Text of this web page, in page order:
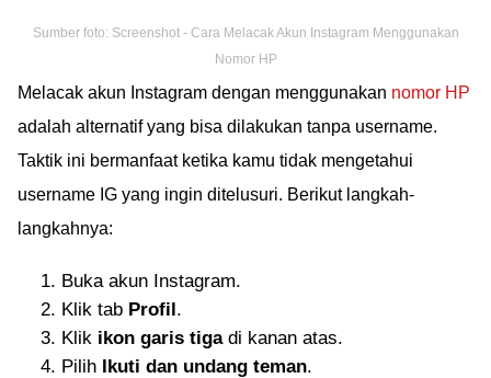
Sumber foto: Screenshot - Cara Melacak Akun Instagram Menggunakan
Nomor HP
Melacak akun Instagram dengan menggunakan nomor HP
adalah alternatif yang bisa dilakukan tanpa username.
Taktik ini bermanfaat ketika kamu tidak mengetahui
username IG yang ingin ditelusuri. Berikut langkah-
langkahnya:
Buka akun Instagram.
Klik tab Profil.
Klik ikon garis tigadi kanan atas.
Pilih Ikuti dan undang teman.